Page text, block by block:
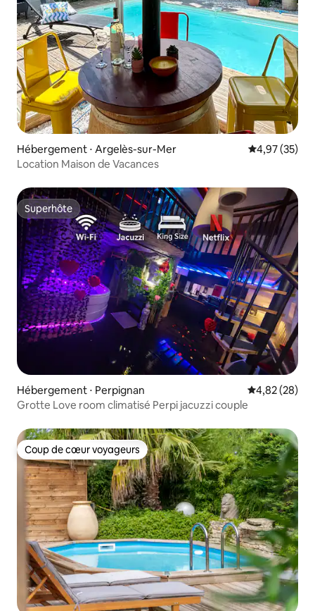
Hébergement ⋅ Argelès-sur-Mer Évaluation
4,97 (35)
Location Maison de Vacances
Superhôte
Superhôte
Hébergement ⋅ Perpignan Évaluation
4,82 (28)
Grotte Love room climatisé Perpi jacuzzi couple
Coup de cœur voyageurs
Coup de cœur voyageurs